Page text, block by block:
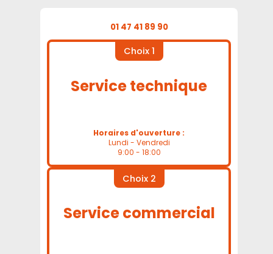
01 47 41 89 90
Choix 1
Service technique
Horaires d'ouverture :
Lundi - Vendredi
9:00 - 18:00
Choix 2
Service commercial